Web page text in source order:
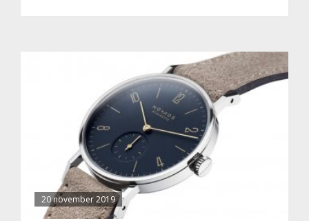
20 november 2019